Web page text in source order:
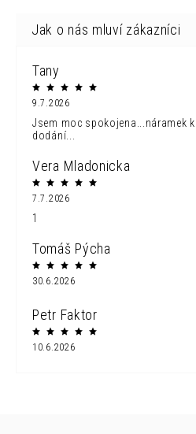
Tany
9.7.2026
Jsem moc spokojena...náramek
dodání...
Vera Mladonicka
7.7.2026
1
Tomáš Pýcha
30.6.2026
Petr Faktor
10.6.2026